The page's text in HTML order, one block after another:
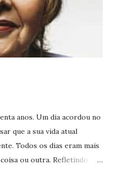
Ou será que ele
do passado?
oito’ começava às nove
...
anos. Um dia acordou no
que a sua vida atual
Todos os dias eram mais
ou outra. Refletindo